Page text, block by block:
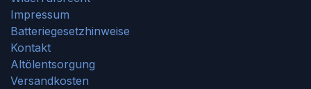
Impressum
Batteriegesetzhinweise
Kontakt
Altölentsorgung
Versandkosten